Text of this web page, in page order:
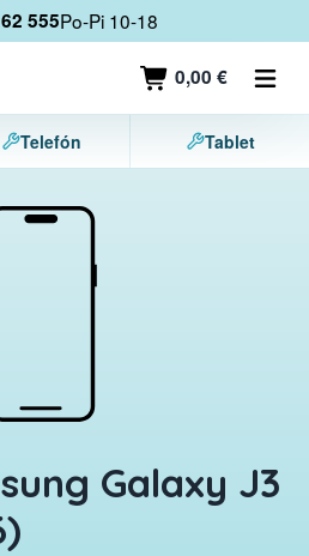
555Po-Pi 10-18
0,00 €
Telefón Tablet
Galaxy J3